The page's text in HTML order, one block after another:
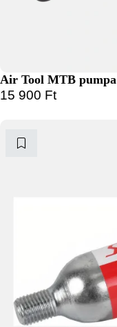
Air Tool MTB pumpa
15 900 Ft